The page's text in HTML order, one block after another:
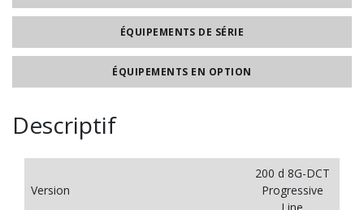
ÉQUIPEMENTS DE SÉRIE
ÉQUIPEMENTS EN OPTION
Descriptif
Version
200 d 8G-DCT
Progressive